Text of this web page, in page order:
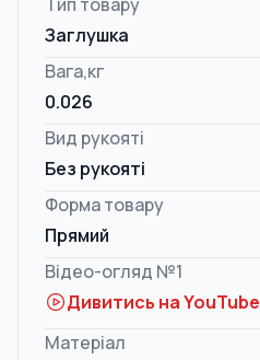
Заглушка
Вага,кг
0.026
Вид рукояті
Без рукояті
Форма товару
Прямий
Відео-огляд №1
Дивитись на YouTube
Матеріал